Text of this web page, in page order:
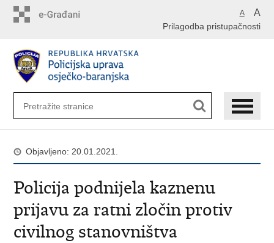
A A
Prilagodba pristupačnosti
Objavljeno: 20.01.2021.
Policija podnijela kaznenu
prijavu za ratni zločin protiv
civilnog stanovništva